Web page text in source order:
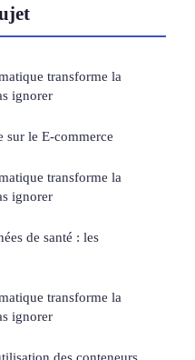
transforme la
ignorer
sur le E-commerce
transforme la
ignorer
de santé : les
transforme la
ignorer